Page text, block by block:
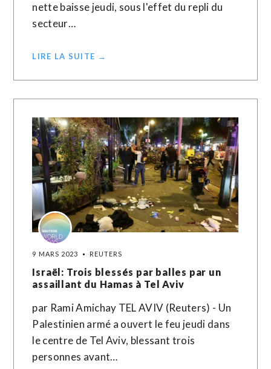
nette baisse jeudi, sous l'effet du repli du
secteur…
LIRE LA SUITE →
9 MARS 2023 REUTERS
Israël: Trois blessés par balles par un
assaillant du Hamas à Tel Aviv
par Rami Amichay TEL AVIV (Reuters) - Un
Palestinien armé a ouvert le feu jeudi dans
le centre de Tel Aviv, blessant trois
personnes avant…